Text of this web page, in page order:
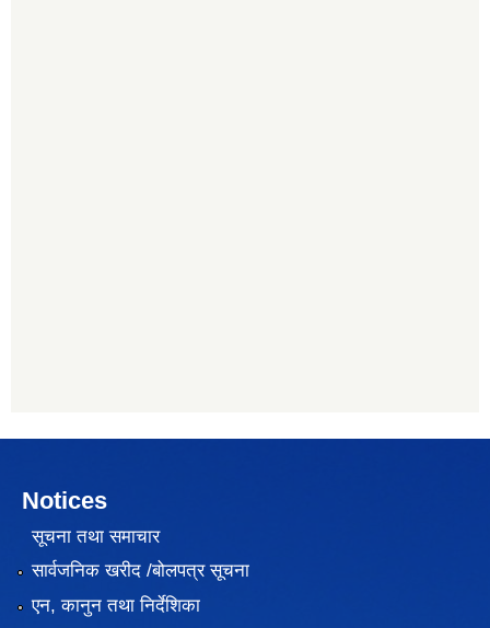
Notices
सूचना तथा समाचार
सार्वजनिक खरीद /बोलपत्र सूचना
एन, कानुन तथा निर्देशिका